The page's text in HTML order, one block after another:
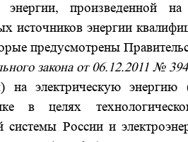
энергии, произведенной
источников энергии
предусмотрены
закона от 06.12.2011 №
на электрическую
в целях
системы России и